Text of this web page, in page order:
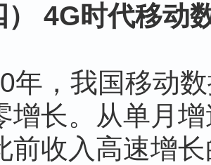
） 4G时代移动
年，我国移动
增长。从单月
前收入高速增